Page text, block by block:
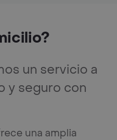
un servicio a
y seguro con
una amplia